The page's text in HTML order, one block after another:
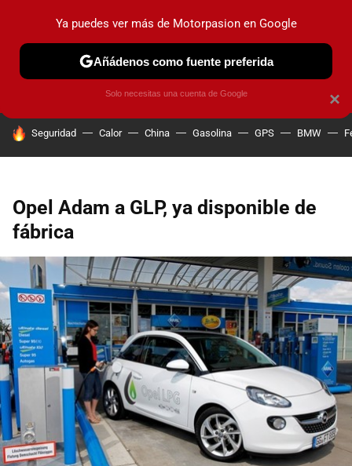
PRUEBAS COCHES ELÉCTRICOS OBSERVATORIO
HOY SE HABLA DE
Seguridad Calor China Gasolina GPS BMW
Opel Adam a GLP, ya disponible de
fábrica
×
Ya puedes ver más de Motorpasion en Google
Añádenos como fuente preferida
Solo necesitas una cuenta de Google